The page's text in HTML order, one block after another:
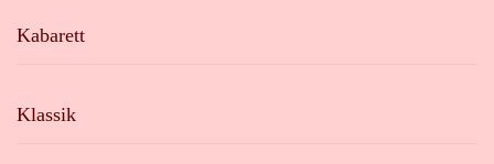
Kabarett
Klassik